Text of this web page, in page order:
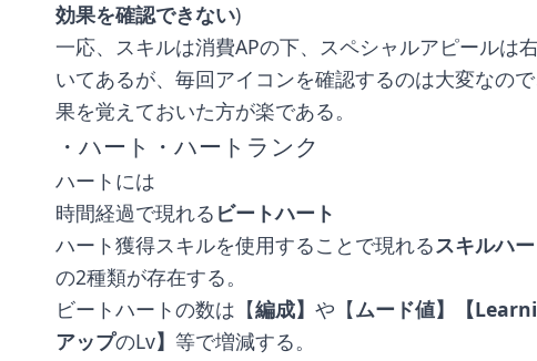
効果を確認できない)
一応、スキルは消費APの下、スペシャルアピールは
いてあるが、毎回アイコンを確認するのは大変なの
果を覚えておいた方が楽である。
・ハート・ハートランク
ハートには
時間経過で現れる ビートハート
ハート獲得スキルを使用することで現れるスキルハー
の2種類が存在する。
ビートハートの数は【編成】 や【ムード値】【
アップのLv】 等で増減する。